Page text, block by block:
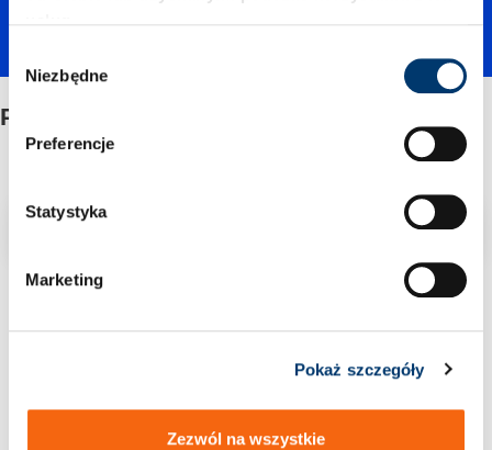
y
b
Niezbędne
Preferencje
Statystyka
Marketing
Pokaż szczegóły
Zezwól na wszystkie
Podkładki oporowa
Filtr/sortowanie